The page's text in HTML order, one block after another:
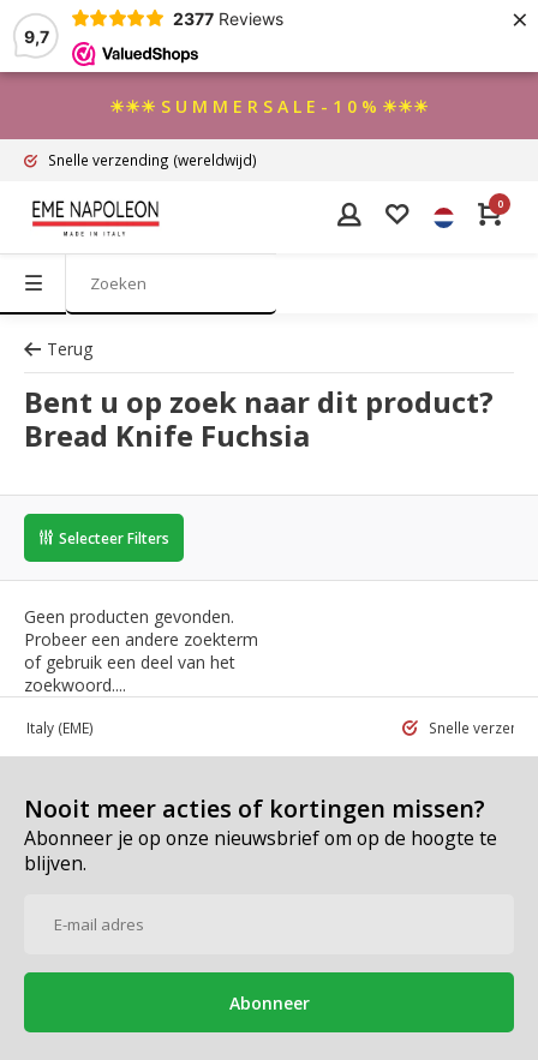
9,7
2377 Reviews ×
☀☀☀ S U M M E R S A L E - 1 0 % ☀☀☀
Snelle verzending (wereldwijd)
0
Terug
Bent u op zoek naar dit product?
Bread Knife Fuchsia
Selecteer Filters
Geen producten gevonden.
Probeer een andere zoekterm
of gebruik een deel van het
zoekwoord....
in Italy (EME) Snelle
Nooit meer acties of kortingen missen?
Abonneer je op onze nieuwsbrief om op de hoogte te
blijven.
Abonneer